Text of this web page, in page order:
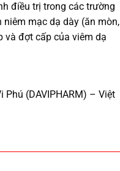
điều trị trong các trường
mạc dạ dày (ăn mòn,
và đợt cấp của viêm dạ
Phú (DAVIPHARM) – Việt